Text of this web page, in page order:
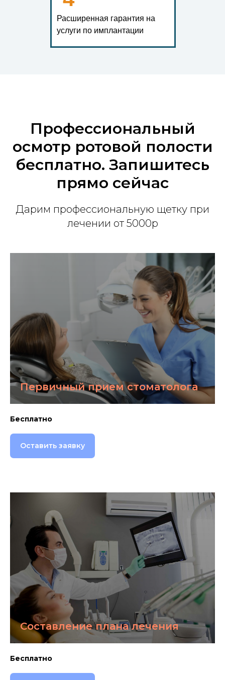
Расширенная гарантия на
услуги по имплантации
Профессиональный
осмотр ротовой полости
бесплатно. Запишитесь
прямо сейчас
Дарим профессиональную щетку при
лечении от 5000р
Первичный прием стоматолога
Бесплатно
Оставить заявку
Составление плана лечения
Бесплатно